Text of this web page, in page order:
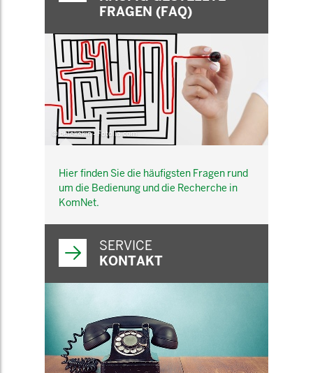
FRAGEN (FAQ)
© belekekin - Fotolia.com
Hier finden Sie die häufigsten Fragen rund
um die Bedienung und die Recherche in
KomNet.
SERVICE
KONTAKT